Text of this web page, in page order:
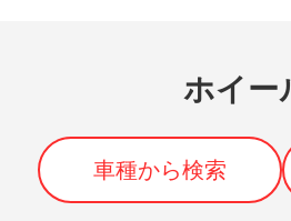
ホイー
車種から検索